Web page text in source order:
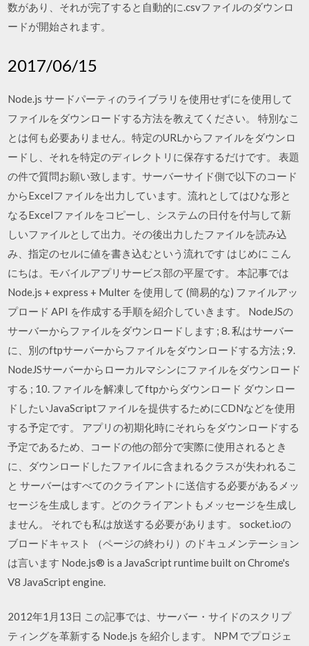
数があり、それが完了すると自動的に.csvファイルのダウンロ
ードが開始されます。
2017/06/15
Node.js サードパーティのライブラリを使用せずにを使用して
ファイルをダウンロードする方法を教えてください。 特別なこ
とは何も必要ありません。特定のURLからファイルをダウンロ
ードし、それを特定のディレクトリに保存するだけです。 表題
の件で質問お願い致します。サーバーサイド側で以下のコード
からExcelファイルを出力しています。流れとしてはひな形と
なるExcelファイルをコピーし、システムの日付を付与して新
しいファイルとして出力。その後出力したファイルを読み込
み、指定のセルに値を書き込むという流れです はじめに こん
にちは。モバイルアプリサービス部の平屋です。 本記事では
Node.js + express + Multer を使用して (簡易的な) ファイルアッ
プロード API を作成する手順を紹介していきます。 NodeJSの
サーバーからファイルをダウンロードします ; 8. 私はサーバー
に、別のftpサーバーからファイルをダウンロードする方法 ; 9.
NodeJSサーバーからローカルマシンにファイルをダウンロード
する ; 10. ファイルを解凍してftpからダウンロード ダウンロー
ドしたいJavaScriptファイルを提供するためにCDNなどを使用
する予定です。 アプリの初期化時にそれらをダウンロードする
予定であるため、コードの他の部分で実際に使用されるとき
に、ダウンロードしたファイルに含まれるクラスが失われるこ
と サーバーはすべてのクライアントに送信する必要があるメッ
セージを生成します。どのクライアントもメッセージを生成し
ません。 それでも私は放送する必要があります。 socket.ioの
ブロードキャスト （ページの終わり）のドキュメンテーション
は言います Node.js® is a JavaScript runtime built on Chrome's
V8 JavaScript engine.
2012年1月13日 この記事では、サーバー・サイドのスクリプ
ティングを革新する Node.js を紹介します。 NPM でプロジェ